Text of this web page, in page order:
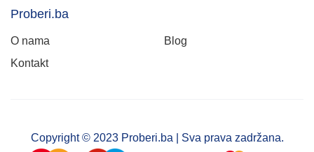
Proberi.ba
O nama
Blog
Kontakt
Copyright © 2023 Proberi.ba | Sva prava zadržana.